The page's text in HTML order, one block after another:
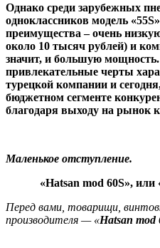
Однако среди зарубежных
одноклассников модель
преимущества – очень
около 10 тысяч рублей) и
значит, и большую
привлекательные черты
турецкой компании и
бюджетном сегменте
благодаря выходу на рынок
Маленькое отступление.
«Hatsan mod 60S»,
Перед вами, товарищи,
производителя — «Hatsan mod